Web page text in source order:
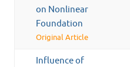
on Nonlinear
Foundation
Original Article
Influence of